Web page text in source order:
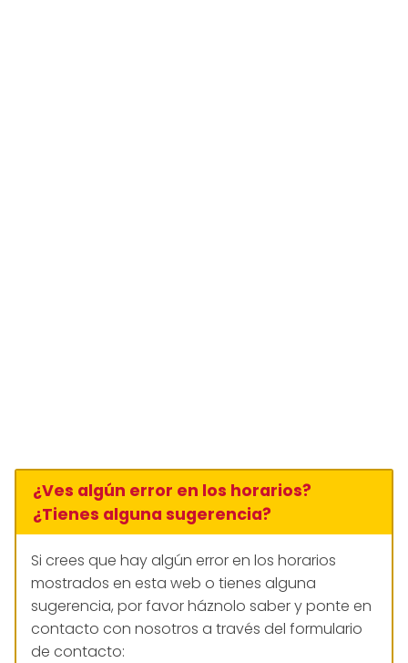
¿Ves algún error en los horarios?
¿Tienes alguna sugerencia?
Si crees que hay algún error en los horarios
mostrados en esta web o tienes alguna
sugerencia, por favor háznolo saber y ponte en
contacto con nosotros a través del formulario
de contacto: